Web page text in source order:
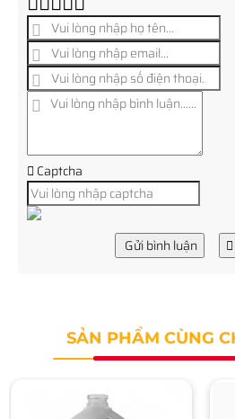
Captcha
Gửi bình luận
SẢN PHẨM CÙNG